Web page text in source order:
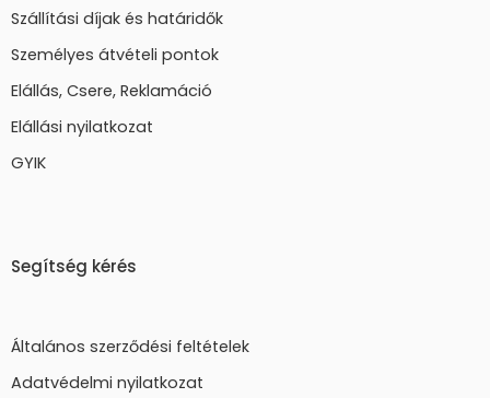
Szállítási díjak és határidők
Személyes átvételi pontok
Elállás, Csere, Reklamáció
Elállási nyilatkozat
GYIK
Segítség kérés
Általános szerződési feltételek
Adatvédelmi nyilatkozat